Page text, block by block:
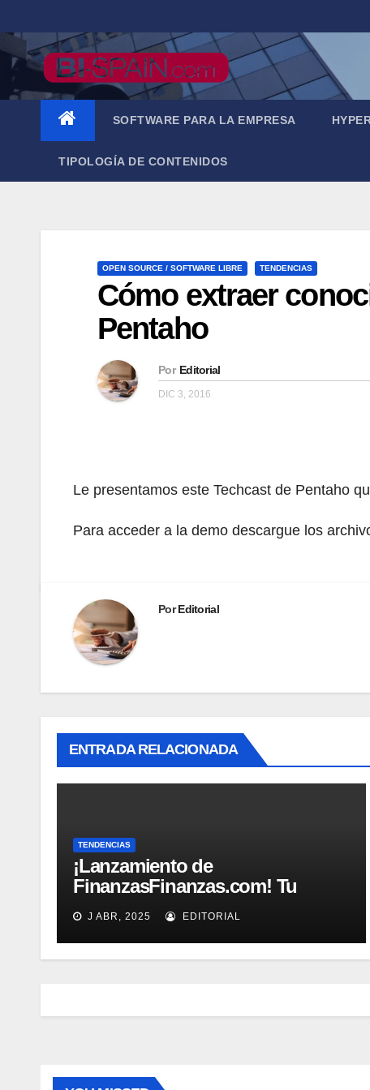
al
contenido
SOFTWARE PARA LA EMPRESA
TIPOLOGÍA DE CONTENIDOS
OPEN SOURCE / SOFTWARE LIBRE TENDENCIAS
Cómo extraer
Pentaho
Por Editorial
DIC 3, 2016
Le presentamos este Techcast de Pentaho
Para acceder a la demo descargue los
PorEditorial
ENTRADA RELACIONADA
TENDENCIAS
¡Lanzamiento de
FinanzasFinanzas.com! Tu
nueva fuente confiable de
educación financiera
J ABR, 2025 EDITORIAL